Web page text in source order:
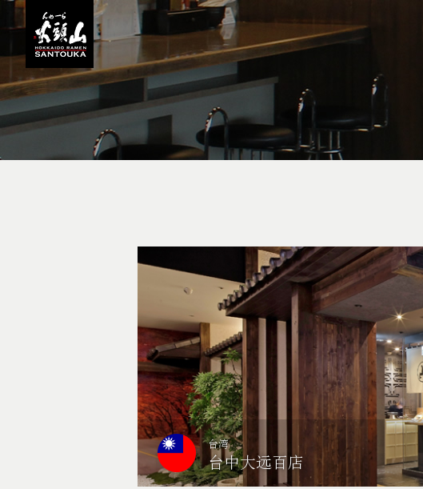
台湾
台中大远百店